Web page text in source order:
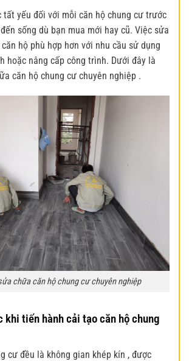
tất yếu đối với mỗi căn hộ chung cư trước
sống dù bạn mua mới hay cũ. Việc sửa
hộ phù hợp hơn với nhu cầu sử dụng
hoặc nâng cấp công trình. Dưới đây là
căn hộ chung cư chuyên nghiệp .
chữa căn hộ chung cư chuyên nghiệp
khi tiến hành cải tạo căn hộ chung
cư đều là không gian khép kín , được